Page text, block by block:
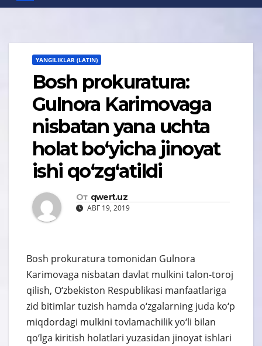
YANGILIKLAR (LATIN)
Bosh prokuratura:
Gulnora Karimovaga
nisbatan yana uchta
holat bo‘yicha jinoyat
ishi qo‘zg‘atildi
От qwert.uz
АВГ 19, 2019
Bosh prokuratura tomonidan Gulnora
Karimovaga nisbatan davlat mulkini talon-toroj
qilish, O‘zbekiston Respublikasi manfaatlariga
zid bitimlar tuzish hamda o‘zgalarning juda ko‘p
miqdordagi mulkini tovlamachilik yo‘li bilan
qo‘lga kiritish holatlari yuzasidan jinoyat ishlari